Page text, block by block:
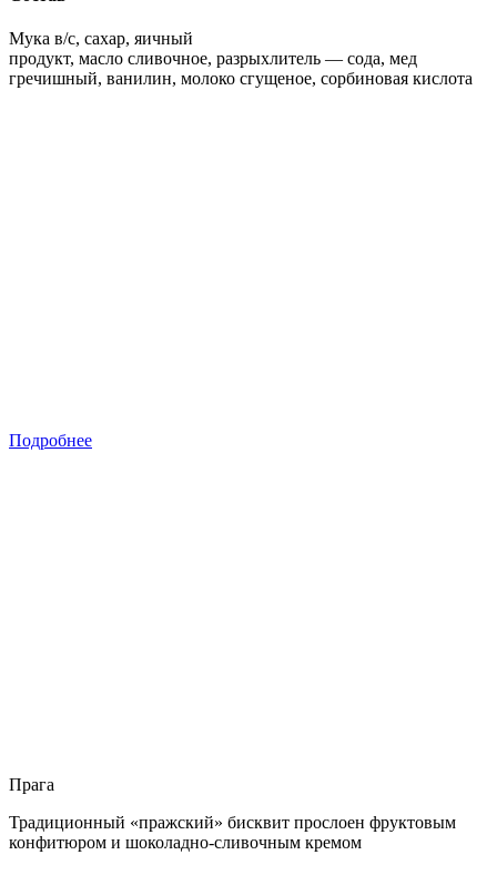
Мука в/с, сахар, яичный
продукт, масло сливочное, разрыхлитель — сода, мед
гречишный, ванилин, молоко сгущеное, сорбиновая кислота
Подробнее
Прага
Традиционный «пражский» бисквит прослоен фруктовым
конфитюром и шоколадно-сливочным кремом